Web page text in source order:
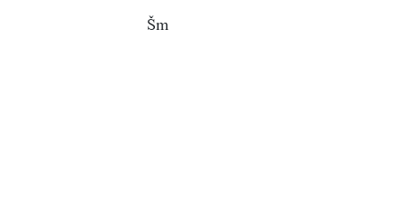
Šm